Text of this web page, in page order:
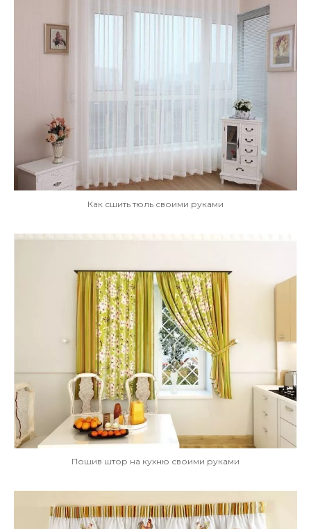
Как сшить тюль своими руками
Пошив штор на кухню своими руками